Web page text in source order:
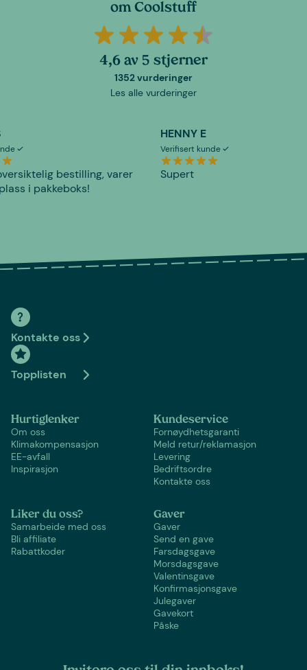
om Coolstuff
4,6 av 5 stjerner
1352 vurderinger
Les alle vurderinger
bestilling, varer
i pakkeboks!
HENNY E
Verifisert kunde
Supert
Kontakte oss
Topplisten
Hurtiglenker
Om oss
Klimakompensasjon
EE-avfall
Inspirasjon
Kundeservice
Fornøydhetsgaranti
Meld retur/reklamasjon
Levering
Bedriftsordre
Kontakte oss
Liker du oss?
Samarbeide med oss
Bli affiliate
Rabattkoder
Gaver
Gaver
Send en gave
Farsdagsgave
Morsdagsgave
Valentinsgave
Konfirmasjonsgave
Julegaver
Gavekort
Påske